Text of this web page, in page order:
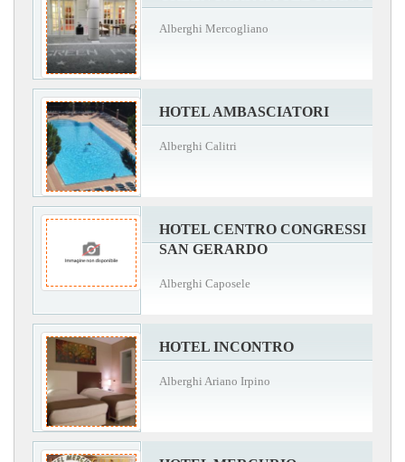
Alberghi Mercogliano
HOTEL AMBASCIATORI
Alberghi Calitri
HOTEL CENTRO CONGRESSI
SAN GERARDO
Alberghi Caposele
HOTEL INCONTRO
Alberghi Ariano Irpino